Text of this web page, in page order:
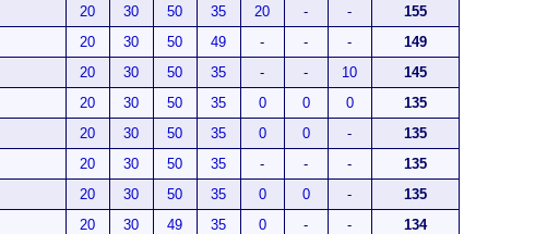
20 30 50 35 20 - -
155
20 30 50 49 - - -
149
20 30 50 35 - - 10
145
20 30 50 35 0 0 0
135
20 30 50 35 0 0 -
135
20 30 50 35 - - -
135
20 30 50 35 0 0 -
135
20 30 49 35 0 - -
134